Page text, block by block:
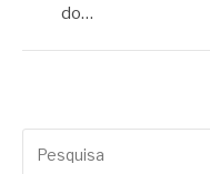
do…
por: